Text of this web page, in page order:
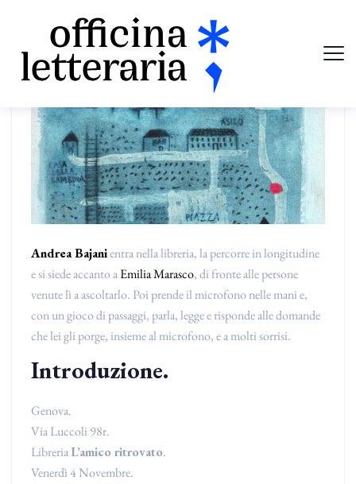
Andrea Bajanientra nella libreria, la percorre in longitudine
e si siede accanto aEmilia Marasco, di fronte alle persone
venute lì a ascoltarlo. Poi prende il microfono nelle mani e,
con un gioco di passaggi, parla, legge e risponde alle domande
che lei gli porge, insieme al microfono, e a molti sorrisi.
Introduzione.
Genova.
Via Luccoli 98r.
LibreriaL’amico ritrovato.
Venerdì 4 Novembre.